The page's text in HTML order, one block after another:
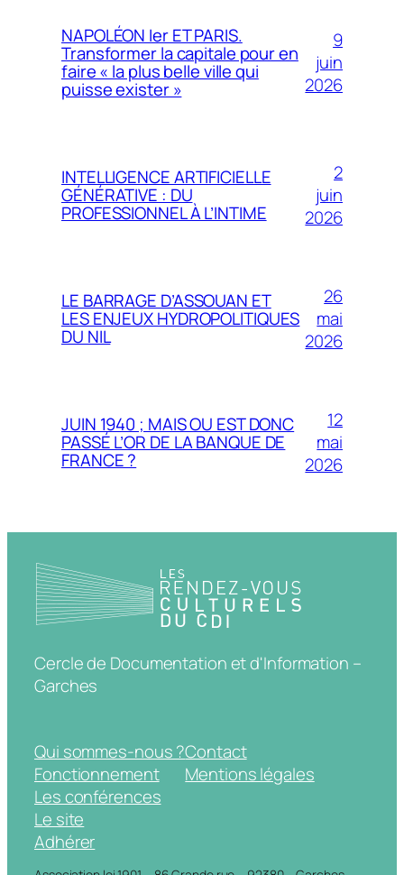
NAPOLÉON Ier ET PARIS.
Transformer la capitale pour en
faire « la plus belle ville qui
puisse exister »
9
juin
2026
INTELLIGENCE ARTIFICIELLE
GÉNÉRATIVE : DU
PROFESSIONNEL À L’INTIME
2
juin
2026
LE BARRAGE D’ASSOUAN ET
LES ENJEUX HYDROPOLITIQUES
DU NIL
26
mai
2026
JUIN 1940 ; MAIS OU EST DONC
PASSÉ L’OR DE LA BANQUE DE
FRANCE ?
12
mai
2026
Cercle de Documentation et d'Information –
Garches
Qui sommes-nous ?
Fonctionnement
Les conférences
Le site
Adhérer
Contact
Mentions légales